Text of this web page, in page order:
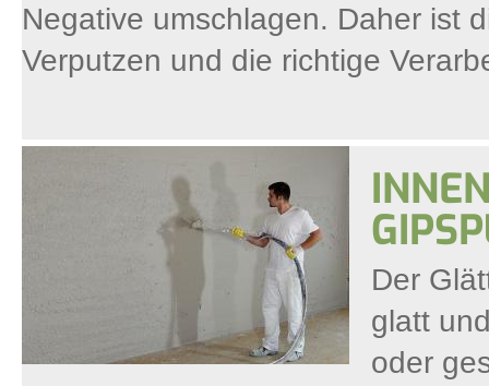
Negative umschlagen. Daher ist
Verputzen und die richtige
Der
glatt
oder